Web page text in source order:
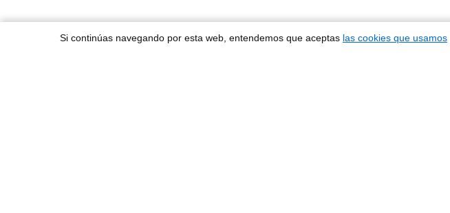
Si continúas navegando por esta web, entendemos que aceptas las cookies que usamos